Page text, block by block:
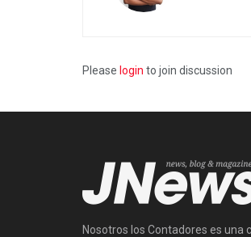
Please login to join discussion
Nosotros los Contadores es una